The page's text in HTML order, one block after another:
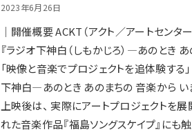
2023年6月26日
｜開催概要 ACKT（アクト／アートセンタ
『ラジオ下神⽩（しもかじろ）―あのとき
「映像と⾳楽でプロジェクトを追体験す
下神⽩―あのとき あのまちの ⾳楽から い
上映後は、 実際にアートプロジェクトを
れた⾳楽作品『福島ソングスケイプ』にも